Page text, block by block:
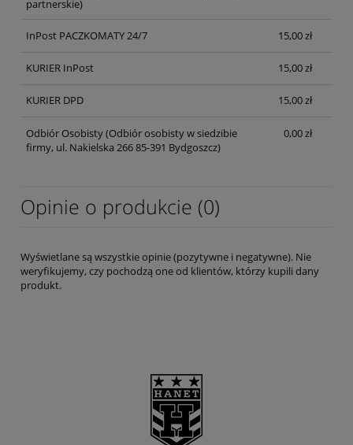
partnerskie)
InPost PACZKOMATY 24/7 15,00 zł
KURIER InPost 15,00 zł
KURIER DPD 15,00 zł
Odbiór Osobisty(Odbiór osobisty w siedzibie
firmy, ul. Nakielska 266 85-391 Bydgoszcz)
0,00 zł
Opinie o produkcie (0)
Wyświetlane są wszystkie opinie (pozytywne i negatywne). Nie
weryfikujemy, czy pochodzą one od klientów, którzy kupili dany
produkt.